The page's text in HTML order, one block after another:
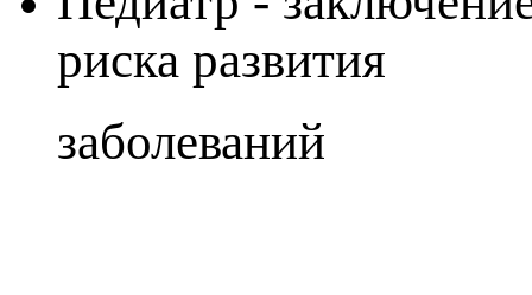
риска развития
заболеваний